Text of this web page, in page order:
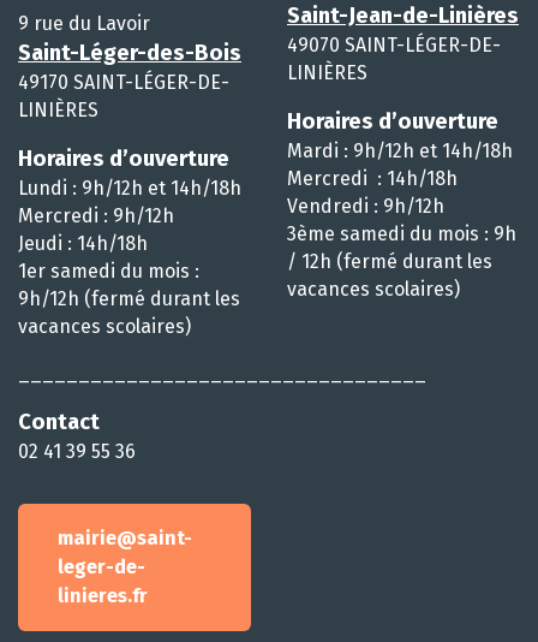
9 rue du Lavoir
Saint-Léger-des-Bois
49170 SAINT-LÉGER-DE-
LINIÈRES
Horaires d’ouverture
Lundi : 9h/12h et 14h/18h
Mercredi : 9h/12h
Jeudi : 14h/18h
1er samedi du mois :
9h/12h (fermé durant les
vacances scolaires)
Contact
02 41 39 55 36
mairie@saint-
leger-de-
linieres.fr
Saint-Jean-de-Linières
49070 SAINT-LÉGER-DE-
LINIÈRES
Horaires d’ouverture
Mardi : 9h/12h et 14h/18h
Mercredi : 14h/18h
Vendredi : 9h/12h
3ème samedi du mois : 9h
/ 12h (fermé durant les
vacances scolaires)